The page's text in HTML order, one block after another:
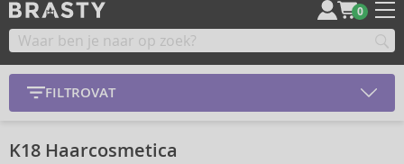
0
FILTROVAT
K18 Haarcosmetica